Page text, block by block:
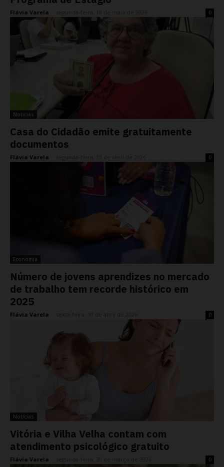
Flávia Varela 0
Noticias
Casa do Cidadão emite gratuitamente
documentos
Flávia Varela 0
Economia
Número de jovens aprendizes no mercado
de trabalho tem recorde histórico em
2025
Flávia Varela 0
Noticias
Vitória e Vilha Velha contam com
atendimento psicológico gratuito
Flávia Varela 0